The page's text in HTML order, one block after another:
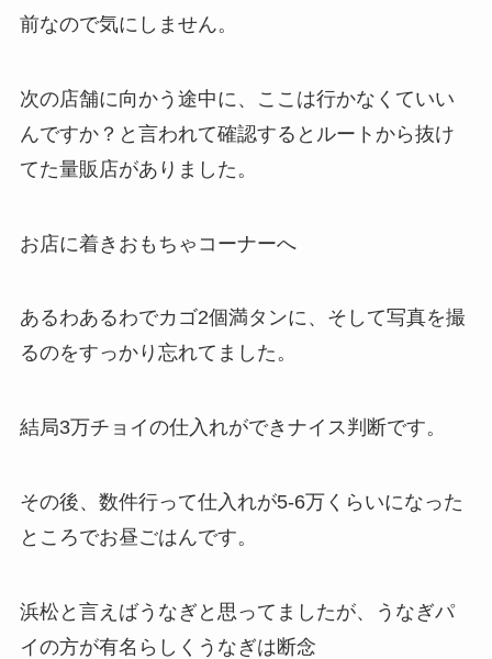
前なので気にしません。
次の店舗に向かう途中に、ここは行かなくていい
んですか？と言われて確認するとルートから抜け
てた量販店がありました。
お店に着きおもちゃコーナーへ
あるわあるわでカゴ2個満タンに、そして写真を撮
るのをすっかり忘れてました。
結局3万チョイの仕入れができナイス判断です。
その後、数件行って仕入れが5-6万くらいになった
ところでお昼ごはんです。
浜松と言えばうなぎと思ってましたが、うなぎパ
イの方が有名らしくうなぎは断念